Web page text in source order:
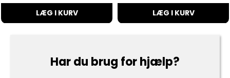
LÆG I KURV LÆG I KURV
Har du brug for hjælp?